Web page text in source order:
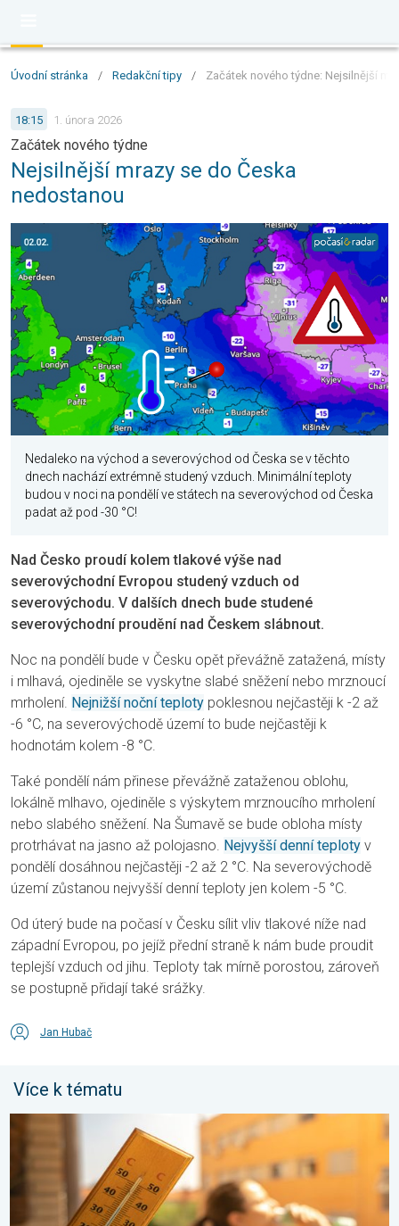
Úvodní stránka / Redakční tipy / Začátek nového týdne: Nejsilnější
18:15 1. února 2026
Začátek nového týdne
Nejsilnější mrazy se do Česka
nedostanou
Nedaleko na východ a severovýchod od Česka se v těchto
dnech nachází extrémně studený vzduch. Minimální teploty
budou v noci na pondělí ve státech na severovýchod od Česka
padat až pod -30 °C!
Nad Česko proudí kolem tlakové výše nad
severovýchodní Evropou studený vzduch od
severovýchodu. V dalších dnech bude studené
severovýchodní proudění nad Českem slábnout.
Noc na pondělí bude v Česku opět převážně zatažená, místy
i mlhavá, ojediněle se vyskytne slabé sněžení nebo mrznoucí
mrholení. Nejnižší noční teploty poklesnou nejčastěji k -2 až
-6 °C, na severovýchodě území to bude nejčastěji k
hodnotám kolem -8 °C.
Také pondělí nám přinese převážně zataženou oblohu,
lokálně mlhavo, ojediněle s výskytem mrznoucího mrholení
nebo slabého sněžení. Na Šumavě se bude obloha místy
protrhávat na jasno až polojasno. Nejvyšší denní teploty v
pondělí dosáhnou nejčastěji -2 až 2 °C. Na severovýchodě
území zůstanou nejvyšší denní teploty jen kolem -5 °C.
Od úterý bude na počasí v Česku sílit vliv tlakové níže nad
západní Evropou, po jejíž přední straně k nám bude proudit
teplejší vzduch od jihu. Teploty tak mírně porostou, zároveň
se postupně přidají také srážky.
Jan Hubač
Více k tématu
Meteorologické okénko: Vlna veder. Tropické teploty. . .